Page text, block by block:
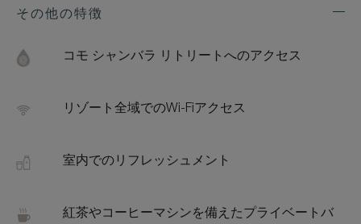
その他の特徴
コモ シャンバラ リトリートへのアクセス
リゾート全域でのWi-Fiアクセス
室内でのリフレッシュメント
紅茶やコーヒーマシンを備えたプライベートバ